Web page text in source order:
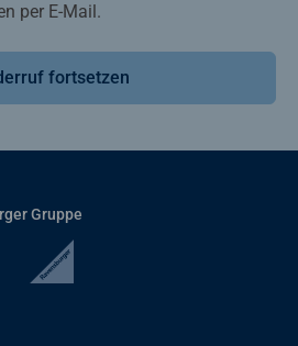
per E-Mail.
fortsetzen
Gruppe